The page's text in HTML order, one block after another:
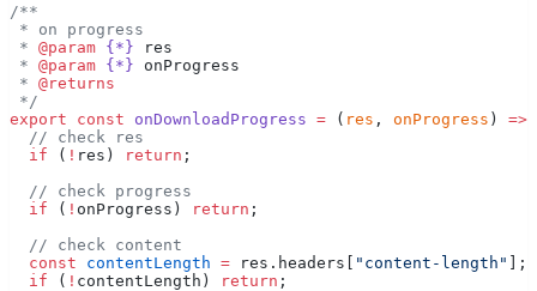
/**
* on progress
* @param {*} res
* @param {*} onProgress
* @returns
*/
export const onDownloadProgress = ( res , onProgress ) =>
  // check res
  if
( ! res) return ;
  // check progress
  if
( ! onProgress) return ;
  // check content
  const
contentLength = res.headers[ "content-length"
];
  if
( ! contentLength) return ;